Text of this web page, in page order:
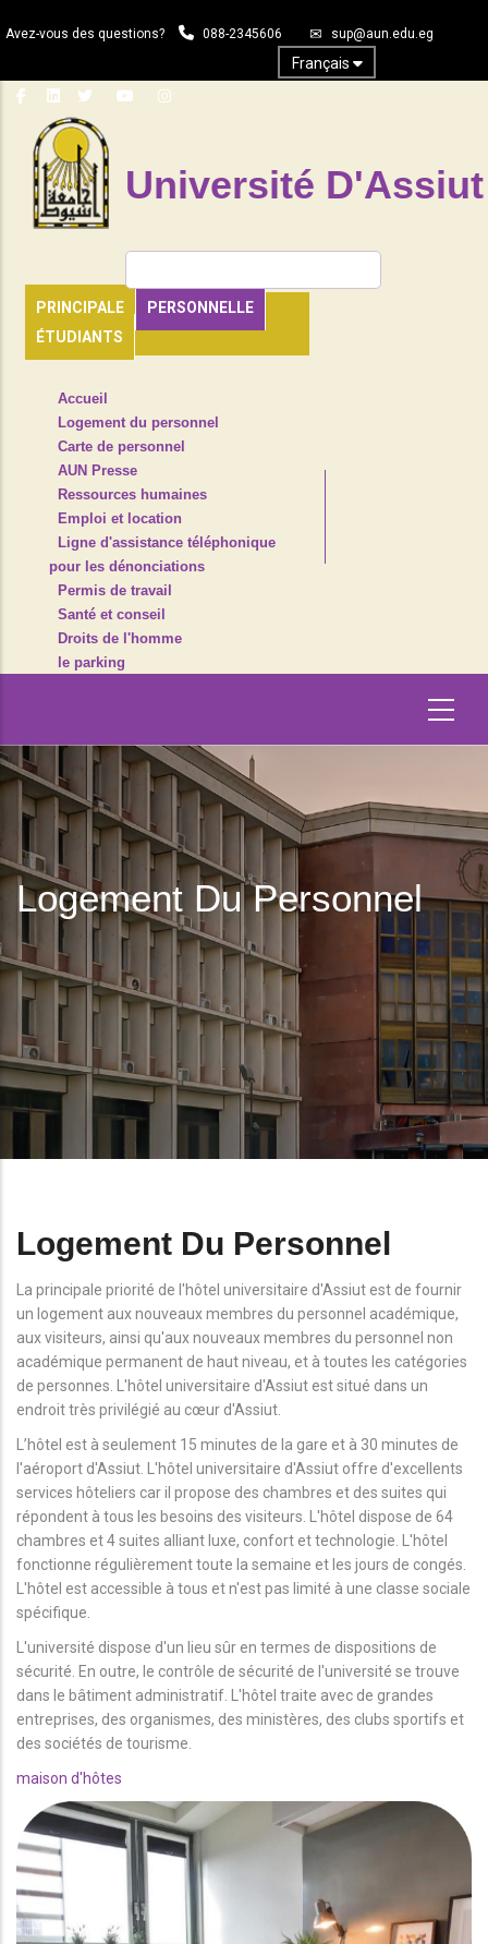
au
principal
Avez-vous des questions? 088-2345606 sup@aun.edu.eg
Français
Université D'Assiut
PRINCIPALE
PERSONNELLE
ÉTUDIANTS
HEADER
NAVIGATION
Accueil
Logement du personnel
Carte de personnel
AUN Presse
Ressources humaines
Emploi et location
Ligne d'assistance téléphonique
pour les dénonciations
Permis de travail
Santé et conseil
Droits de l'homme
le parking
Logement Du Personnel
Logement Du Personnel
La principale priorité de l'hôtel universitaire d'Assiut est de fournir
un logement aux nouveaux membres du personnel académique,
aux visiteurs, ainsi qu'aux nouveaux membres du personnel non
académique permanent de haut niveau, et à toutes les catégories
de personnes. L'hôtel universitaire d'Assiut est situé dans un
endroit très privilégié au cœur d'Assiut.
L’hôtel est à seulement 15 minutes de la gare et à 30 minutes de
l'aéroport d'Assiut. L'hôtel universitaire d'Assiut offre d'excellents
services hôteliers car il propose des chambres et des suites qui
répondent à tous les besoins des visiteurs. L'hôtel dispose de 64
chambres et 4 suites alliant luxe, confort et technologie. L'hôtel
fonctionne régulièrement toute la semaine et les jours de congés.
L'hôtel est accessible à tous et n'est pas limité à une classe sociale
spécifique.
L'université dispose d'un lieu sûr en termes de dispositions de
sécurité. En outre, le contrôle de sécurité de l'université se trouve
dans le bâtiment administratif. L'hôtel traite avec de grandes
entreprises, des organismes, des ministères, des clubs sportifs et
des sociétés de tourisme.
maison d'hôtes